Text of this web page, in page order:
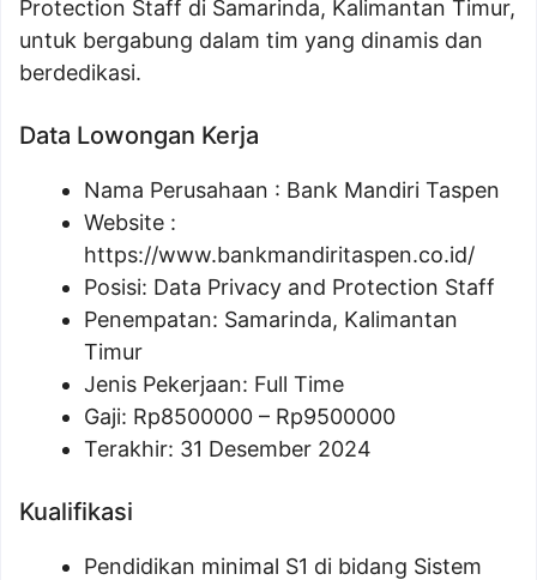
Protection Staff di Samarinda, Kalimantan Timur,
untuk bergabung dalam tim yang dinamis dan
berdedikasi.
Data Lowongan Kerja
Nama Perusahaan : Bank Mandiri Taspen
Website :
https://www.bankmandiritaspen.co.id/
Posisi: Data Privacy and Protection Staff
Penempatan: Samarinda, Kalimantan
Timur
Jenis Pekerjaan: Full Time
Gaji: Rp8500000 – Rp9500000
Terakhir: 31 Desember 2024
Kualifikasi
Pendidikan minimal S1 di bidang Sistem